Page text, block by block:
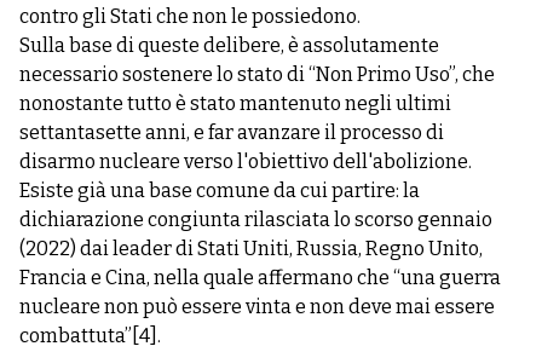
contro gli Stati che non le possiedono.
Sulla base di queste delibere, è assolutamente
necessario sostenere lo stato di “Non Primo Uso”, che
nonostante tutto è stato mantenuto negli ultimi
settantasette anni, e far avanzare il processo di
disarmo nucleare verso l'obiettivo dell'abolizione.
Esiste già una base comune da cui partire: la
dichiarazione congiunta rilasciata lo scorso gennaio
(2022) dai leader di Stati Uniti, Russia, Regno Unito,
Francia e Cina, nella quale affermano che “una guerra
nucleare non può essere vinta e non deve mai essere
combattuta” [4] .